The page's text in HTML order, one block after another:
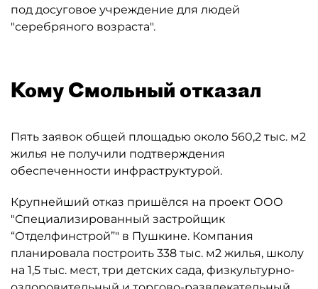
под досуговое учреждение для людей
"серебряного возраста".
Кому Смольный отказал
Пять заявок общей площадью около 560,2 тыс. м2
жилья не получили подтверждения
обеспеченности инфраструктурой.
Крупнейший отказ пришёлся на проект ООО
"Специализированный застройщик
“Отделфинстрой”" в Пушкине. Компания
планировала построить 338 тыс. м2 жилья, школу
на 1,5 тыс. мест, три детских сада, физкультурно-